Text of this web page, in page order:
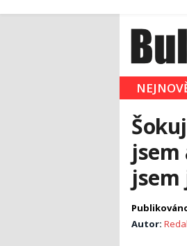
jsem
jsem
Autor: